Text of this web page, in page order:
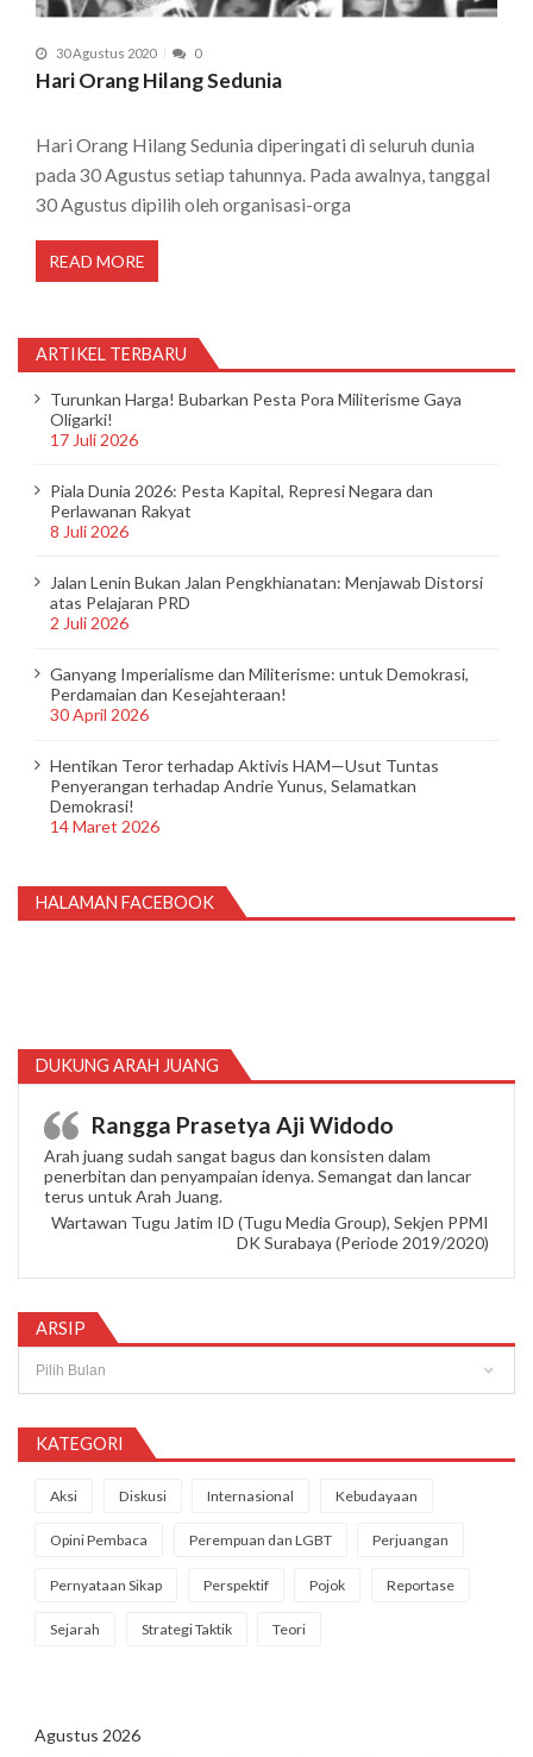
30 Agustus 2020 0
Hari Orang Hilang Sedunia
Hari Orang Hilang Sedunia diperingati di seluruh dunia
pada 30 Agustus setiap tahunnya. Pada awalnya, tanggal
30 Agustus dipilih oleh organisasi-orga
READ MORE
ARTIKEL TERBARU
Turunkan Harga! Bubarkan Pesta Pora Militerisme Gaya
Oligarki!
17 Juli 2026
Piala Dunia 2026: Pesta Kapital, Represi Negara dan
Perlawanan Rakyat
8 Juli 2026
Jalan Lenin Bukan Jalan Pengkhianatan: Menjawab Distorsi
atas Pelajaran PRD
2 Juli 2026
Ganyang Imperialisme dan Militerisme: untuk Demokrasi,
Perdamaian dan Kesejahteraan!
30 April 2026
Hentikan Teror terhadap Aktivis HAM—Usut Tuntas
Penyerangan terhadap Andrie Yunus, Selamatkan
Demokrasi!
14 Maret 2026
HALAMAN FACEBOOK
DUKUNG ARAH JUANG
Rangga Prasetya Aji Widodo
Arah juang sudah sangat bagus dan konsisten dalam
penerbitan dan penyampaian idenya. Semangat dan lancar
terus untuk Arah Juang.
Wartawan Tugu Jatim ID (Tugu Media Group), Sekjen PPMI
DK Surabaya (Periode 2019/2020)
ARSIP
KATEGORI
Aksi Diskusi Internasional Kebudayaan
Opini Pembaca Perempuan dan LGBT Perjuangan
Pernyataan Sikap Perspektif Pojok Reportase
Sejarah Strategi Taktik Teori
Agustus 2026